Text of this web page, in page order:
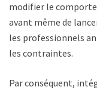
modifier le
avant même de
les professionnels
les contraintes.
Par conséquent,